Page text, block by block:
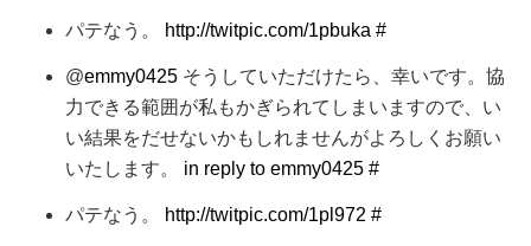
パテなう。 http://twitpic.com/1pbuka #
@emmy0425 そうしていただけたら、幸いです。協
力できる範囲が私もかぎられてしまいますので、い
い結果をだせないかもしれませんがよろしくお願い
いたします。 in reply to emmy0425 #
パテなう。 http://twitpic.com/1pl972 #